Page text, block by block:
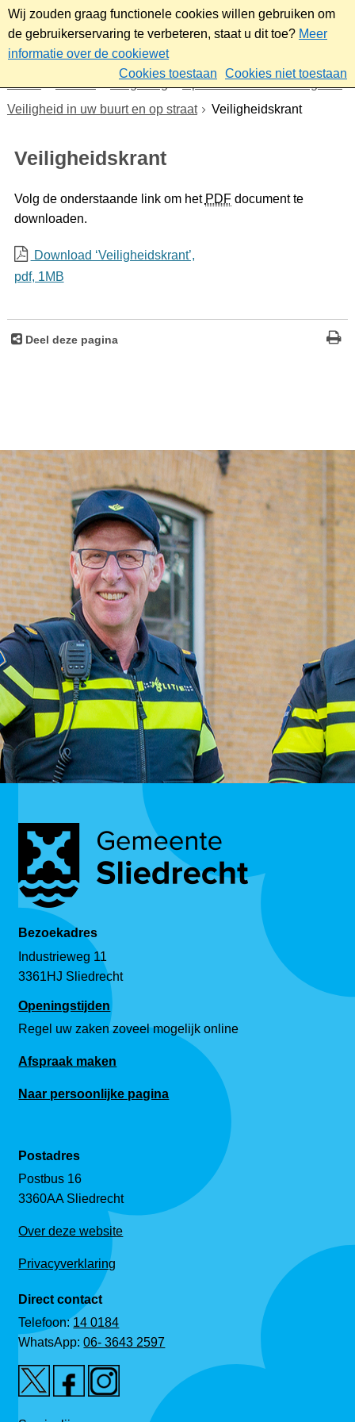
Wij zouden graag functionele cookies willen gebruiken om
de gebruikerservaring te verbeteren, staat u dit toe? Meer
informatie over de cookiewet
Cookies toestaan
Cookies niet toestaan
Omgeving
Openbare orde en veiligheid
Veiligheid in uw buurt en op straat
Veiligheidskrant
Veiligheidskrant
Volg de onderstaande link om het PDFdocument te
downloaden.
Download ‘Veiligheidskrant’,
pdf, 1MB
Deel deze pagina
Bezoekadres
Industrieweg 11
3361HJ Sliedrecht
Openingstijden
Regel uw zaken zoveel mogelijk online
Afspraak maken
Naar persoonlijke pagina
Postadres
Postbus 16
3360AA Sliedrecht
Over deze website
Privacyverklaring
Direct contact
Telefoon:14 0184
WhatsApp:06- 3643 2597